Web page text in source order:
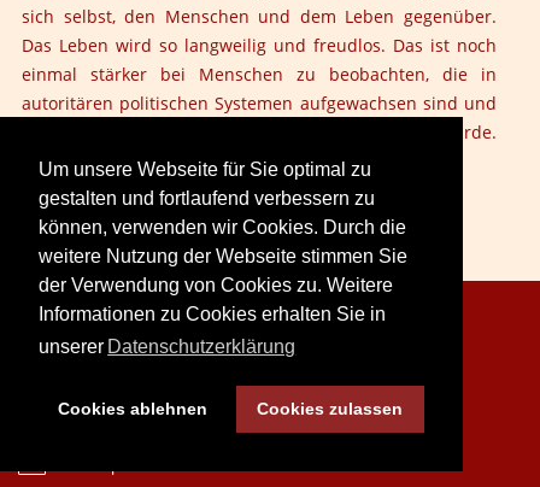
Um unsere Webseite für Sie optimal zu
gestalten und fortlaufend verbessern zu
können, verwenden wir Cookies. Durch die
weitere Nutzung der Webseite stimmen Sie
der Verwendung von Cookies zu. Weitere
Informationen zu Cookies erhalten Sie in
unserer Datenschutzerklärung
Cookies ablehnen Cookies zulassen
sich selbst, den Menschen und dem Leben gegenüber.
Das Leben wird so langweilig und freudlos. Das ist noch
einmal stärker bei Menschen zu beobachten, die in
autoritären politischen Systemen aufgewachsen sind und
der eigene Wille auch von Staats wegen gebrochen wurde.
Datenschutz